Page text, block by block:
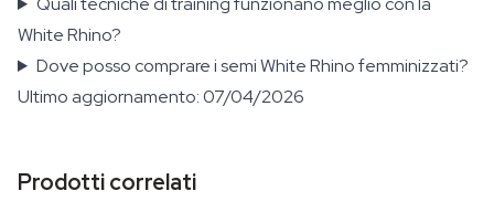
White Rhino?
Dove posso comprare i semi White Rhino femminizzati?
Ultimo aggiornamento: 07/04/2026
Prodotti correlati